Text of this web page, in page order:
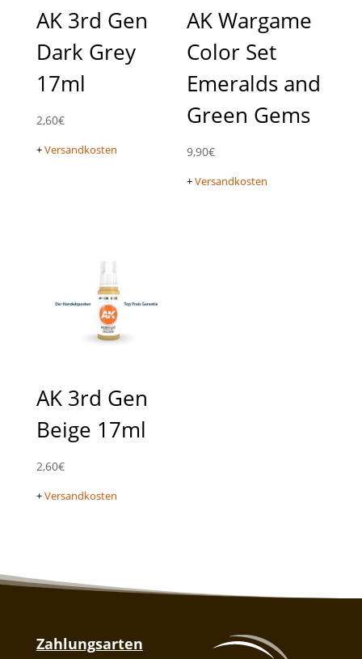
AK 3rd Gen
Dark Grey
17ml
2,60€
+Versandkosten
AK Wargame
Color Set
Emeralds and
Green Gems
9,90€
+Versandkosten
AK 3rd Gen
Beige 17ml
2,60€
+Versandkosten
Zahlungsarten